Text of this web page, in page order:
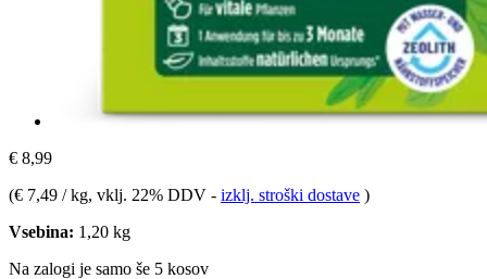
€ 8,99
(€ 7,49 / kg, vklj. 22% DDV - izklj. stroški dostave )
Vsebina: 1,20 kg
Na zalogi je samo še 5 kosov